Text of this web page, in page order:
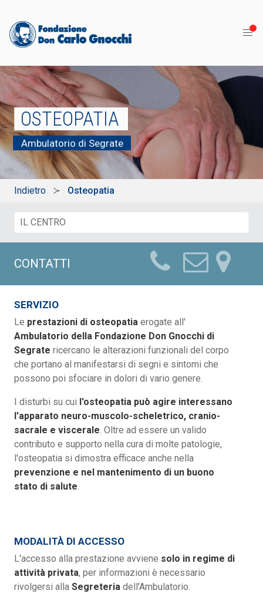
OSTEOPATIA
Ambulatorio di Segrate
Indietro Osteopatia
CONTATTI
SERVIZIO
Le prestazioni di osteopatia erogate all'
Ambulatorio della Fondazione Don Gnocchi di
Segrate ricercano le alterazioni funzionali del corpo
che portano al manifestarsi di segni e sintomi che
possono poi sfociare in dolori di vario genere.
I disturbi su cui l'osteopatia può agire interessano
l'apparato neuro-muscolo-scheletrico, cranio-
sacrale e viscerale . Oltre ad essere un valido
contributo e supporto nella cura di molte patologie,
l'osteopatia si dimostra efficace anche nella
prevenzione e nel mantenimento di un buono
stato di salute
MODALITÀ DI ACCESSO
L'accesso alla prestazione avviene solo in regime di
attività privata, per informazioni è necessario
rivolgersi alla Segreteria dell'Ambulatorio.